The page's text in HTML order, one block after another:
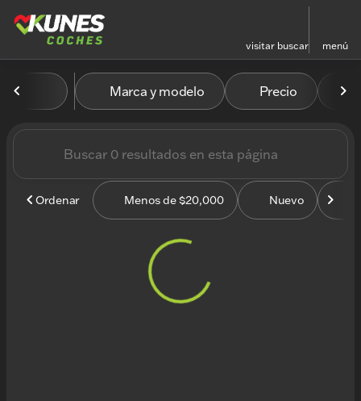
visitar buscar menú
filtrar buscar volver arriba
Vehículos en venta en
Marca y modelo Precio
Ordenar Menos de $20,000 Nuevo